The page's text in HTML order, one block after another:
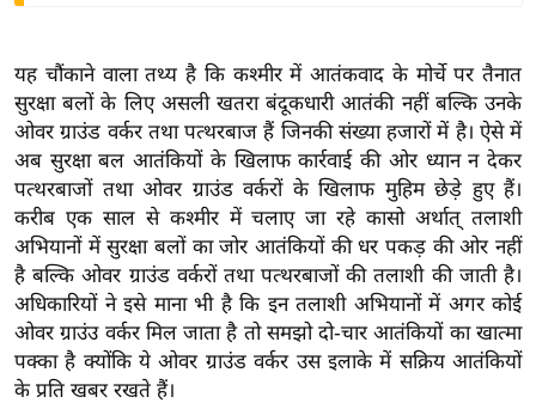
ग
त
वि
शे
ष
ज्ञ
रा
य
ब
ज
ट
यह चौंकाने वाला तथ्य है कि कश्मीर में आतंकवाद के मोर्चे पर तैनात
सुरक्षा बलों के लिए असली खतरा बंदूकधारी आतंकी नहीं बल्कि उनके
ओवर ग्राउंड वर्कर तथा पत्थरबाज हैं जिनकी संख्या हजारों में है। ऐसे में
अब सुरक्षा बल आतंकियों के खिलाफ कार्रवाई की ओर ध्यान न देकर
पत्थरबाजों तथा ओवर ग्राउंड वर्करों के खिलाफ मुहिम छेड़े हुए हैं।
करीब एक साल से कश्मीर में चलाए जा रहे कासो अर्थात् तलाशी
अभियानों में सुरक्षा बलों का जोर आतंकियों की धर पकड़ की ओर नहीं
है बल्कि ओवर ग्राउंड वर्करों तथा पत्थरबाजों की तलाशी की जाती है।
अधिकारियों ने इसे माना भी है कि इन तलाशी अभियानों में अगर कोई
ओवर ग्राउंउ वर्कर मिल जाता है तो समझो दो-चार आतंकियों का खात्मा
पक्का है क्योंकि ये ओवर ग्राउंड वर्कर उस इलाके में सक्रिय आतंकियों
के प्रति खबर रखते हैं।